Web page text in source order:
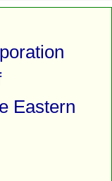
Eastern